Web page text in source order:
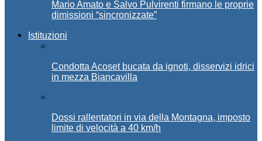
Mario Amato e Salvo Pulvirenti firmano le proprie
dimissioni “sincronizzate”
Istituzioni
Condotta Acoset bucata da ignoti, disservizi idrici
in mezza Biancavilla
Dossi rallentatori in via della Montagna, imposto
limite di velocità a 40 km/h